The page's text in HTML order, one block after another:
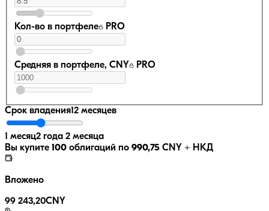
Кол-во в портфеле PRO
Средняя в портфеле, CNY PRO
Срок владения12 месяцев
1 месяц2 года 2 месяца
Вы купите 100 облигаций по 990,75 CNY + НКД
Вложено
99 243,20CNY